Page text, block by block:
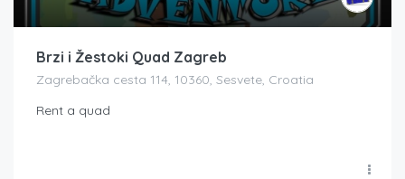
Brzi i Žestoki Quad Zagreb
Zagrebačka cesta 114, 10360, Sesvete, Croatia
Rent a quad